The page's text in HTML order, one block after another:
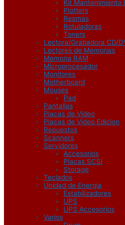
Kit Mantenimiento
Plotters
Resmas
Rotuladoras
Toners
Lectora/Grabadora CD/
Lectores de Memorias
Memoria RAM
Microprocesador
Monitores
Motherboard
Mouses
Pad
Pantallas
Placas de Video
Placas de Video Edicion
Repuestos
Scanners
Servidores
Accesorios
Placas SCSI
Storage
Teclados
Unidad de Energía
Estabilizadores
UPS
UPS Accesorios
Varios